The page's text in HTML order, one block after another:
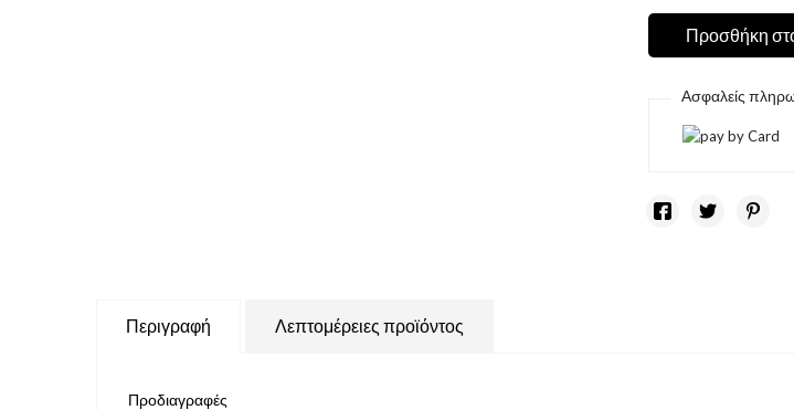
Προσθήκη
Ασφαλείς
Περιγραφή Λεπτομέρειες προϊόντος
Προδιαγραφές